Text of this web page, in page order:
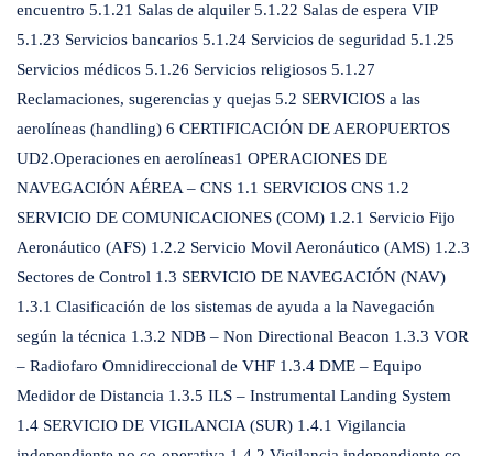
encuentro 5.1.21 Salas de alquiler 5.1.22 Salas de espera VIP
5.1.23 Servicios bancarios 5.1.24 Servicios de seguridad 5.1.25
Servicios médicos 5.1.26 Servicios religiosos 5.1.27
Reclamaciones, sugerencias y quejas 5.2 SERVICIOS a las
aerolíneas (handling) 6 CERTIFICACIÓN DE AEROPUERTOS
UD2.Operaciones en aerolíneas1 OPERACIONES DE
NAVEGACIÓN AÉREA – CNS 1.1 SERVICIOS CNS 1.2
SERVICIO DE COMUNICACIONES (COM) 1.2.1 Servicio Fijo
Aeronáutico (AFS) 1.2.2 Servicio Movil Aeronáutico (AMS) 1.2.3
Sectores de Control 1.3 SERVICIO DE NAVEGACIÓN (NAV)
1.3.1 Clasificación de los sistemas de ayuda a la Navegación
según la técnica 1.3.2 NDB – Non Directional Beacon 1.3.3 VOR
– Radiofaro Omnidireccional de VHF 1.3.4 DME – Equipo
Medidor de Distancia 1.3.5 ILS – Instrumental Landing System
1.4 SERVICIO DE VIGILANCIA (SUR) 1.4.1 Vigilancia